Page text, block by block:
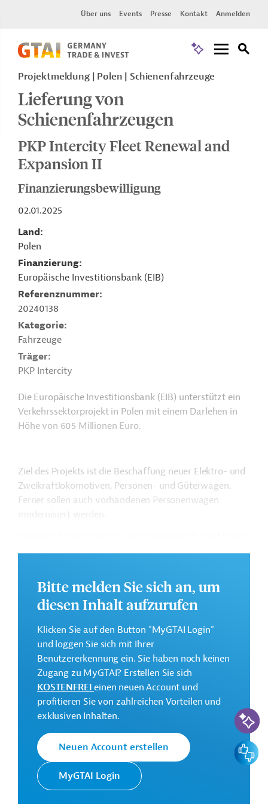
Über uns Events Presse Kontakt Anmelden
Projektmeldung Polen Schienenfahrzeuge
Lieferung von
Schienenfahrzeugen
PKP Intercity Fleet Renewal and
Expansion II
Finanzierungsbewilligung
02.01.2025
Land
Polen
Finanzierung
Europäische Investitionsbank (EIB)
Referenznummer
20240138
Kategorie
Fahrzeuge
Träger
PKP Intercity
Die Europäische Investitionsbank (EIB) unterstützt ein
Verkehrssektorprojekt in Polen mit einem Darlehen in
Höhe von 605 Millionen Euro.
Ziel des Projekts ist die Beschaffung neuer Elektro- und
Zweikraftlokomotiven, Personen- und Güterwagen.
Ferner sollen auch vorhandenen Personenwagen
Sie auf derWebseite der EIB
.
und praktische Hinweise zur Geschäftsanbahnung.
Gesamtkosten:
Geberbeitrag:
605 Millionen Euro (voraussichtlich; Darlehen)
Kontaktadressen
Europäische
Die EIB vertritt die
wirtschaftlichen Interessen der
EU durch Kreditvergabe an alle
Bitte melden Sie sich an, um
diesen Inhalt aufzurufen
Klicken Sie auf den Button "MyGTAI Login"
und loggen Sie sich mit Ihrer
Benutzererkennung ein. Sie haben noch keinen
Zugang zu MyGTAI? Erstellen Sie sich
KOSTENFREIeinen neuen Account und
profitieren Sie von zahlreichen Vorteilen und
exklusiven Inhalten.
Neuen Account erstellen
MyGTAI Login
KI-